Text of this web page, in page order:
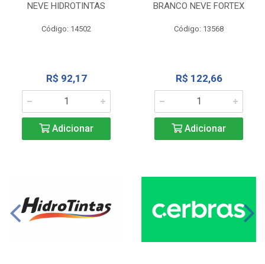
NEVE HIDROTINTAS
Código: 14502
R$ 92,17
Adicionar
BRANCO NEVE FORTEX
Código: 13568
R$ 122,66
Adicionar